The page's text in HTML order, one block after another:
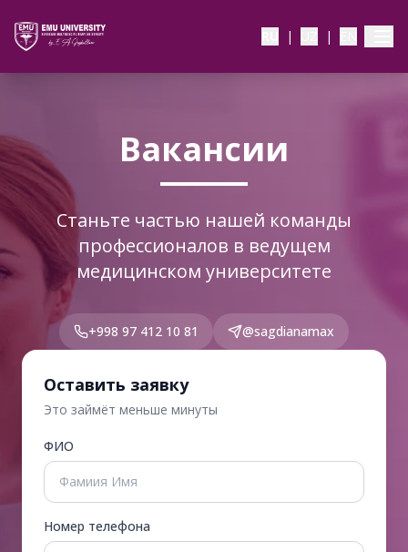
| |
Вакансии
Станьте частью нашей команды
профессионалов в ведущем
медицинском университете
+998 97 412 10 81 @sagdianamax
Оставить заявку
Это займёт меньше минуты
ФИО
Номер телефона